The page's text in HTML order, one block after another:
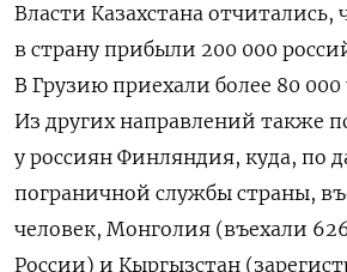
Власти Казахстана отчитались,
в страну прибыли 200 000
В Грузию приехали более 80 000
Из других направлений также
у россиян Финляндия, куда, по
пограничной службы страны,
человек, Монголия (въехали
России) и Кыргызстан